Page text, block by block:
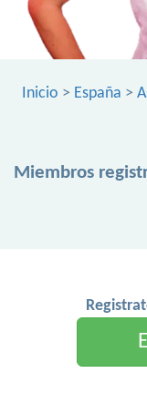
Inicio > España >
Miembros